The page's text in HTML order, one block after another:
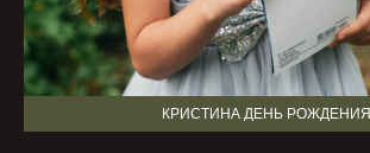
КРИСТИНА ДЕНЬ РОЖДЕНИЯ